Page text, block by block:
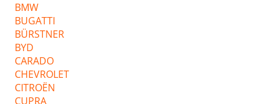
BMW
BUGATTI
BÜRSTNER
BYD
CARADO
CHEVROLET
CITROËN
CUPRA